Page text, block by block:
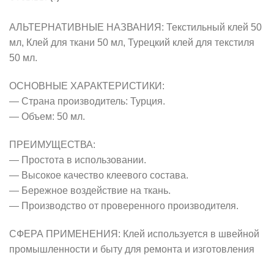
АЛЬТЕРНАТИВНЫЕ НАЗВАНИЯ: Текстильный клей 50
мл, Клей для ткани 50 мл, Турецкий клей для текстиля
50 мл.
ОСНОВНЫЕ ХАРАКТЕРИСТИКИ:
— Страна производитель: Турция.
— Объем: 50 мл.
ПРЕИМУЩЕСТВА:
— Простота в использовании.
— Высокое качество клеевого состава.
— Бережное воздействие на ткань.
— Производство от проверенного производителя.
СФЕРА ПРИМЕНЕНИЯ: Клей используется в швейной
промышленности и быту для ремонта и изготовления